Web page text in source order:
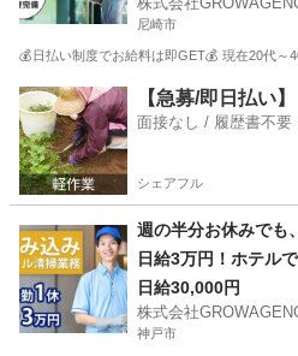
尼崎市
💰日払い制度でお給料は即GET💰 現在20代～
兵庫 尼崎市 ホテル 住み込み
【急募/即日払い
面接なし / 履歴書不要
シェアフル
週の半分お休みでも
日給3万円！ホテル
日給30,000円
株式会社
神戸市